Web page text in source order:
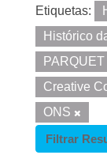
Etiquetas:
Histórico
PARQUET
Creative
ONS
Filtrar